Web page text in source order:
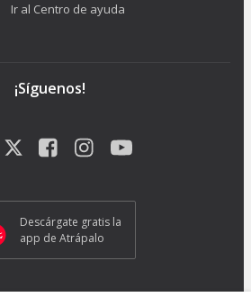
Ir al Centro de ayuda
¡Síguenos!
Descárgate gratis la
app de Atrápalo